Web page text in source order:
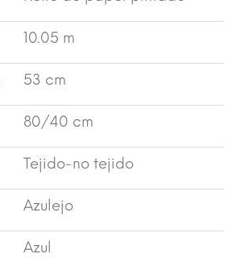
10.05 m
53 cm
80/40 cm
Tejido-no tejido
Azulejo
Azul